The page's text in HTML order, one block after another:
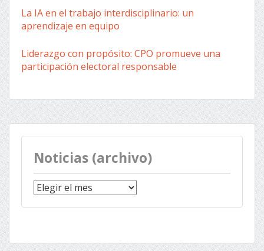
La IA en el trabajo interdisciplinario: un
aprendizaje en equipo
Liderazgo con propósito: CPO promueve una
participación electoral responsable
Noticias (archivo)
Noticias
(archivo)